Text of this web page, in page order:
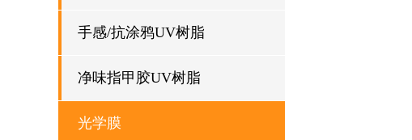
手感/抗涂鸦UV树脂
净味指甲胶UV树脂
光学膜